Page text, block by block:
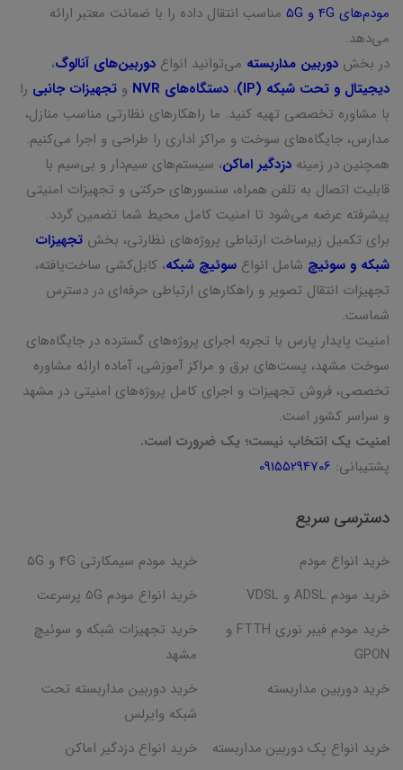
مودم‌های 4G و 5G
مناسب انتقال داده را با ضمانت معتبر ارائه
می‌دهد.
در بخش دوربین مداربسته می‌توانید انواع دوربین‌های آنالوگ،
دیجیتال و تحت شبکه (IP)
، دستگاه‌های NVR و تجهیزات جانبی را
با مشاوره تخصصی تهیه کنید. ما راهکارهای نظارتی مناسب منازل،
مدارس، جایگاه‌های سوخت و مراکز اداری را طراحی و اجرا می‌کنیم.
همچنین در زمینه دزدگیر اماکن، سیستم‌های سیم‌دار و بی‌سیم با
قابلیت اتصال به تلفن همراه، سنسورهای حرکتی و تجهیزات امنیتی
پیشرفته عرضه می‌شود تا امنیت کامل محیط شما تضمین گردد.
برای تکمیل زیرساخت ارتباطی پروژه‌های نظارتی، بخش تجهیزات
شبکه و سوئیچ شامل انواع سوئیچ شبکه، کابل‌کشی ساخت‌یافته،
تجهیزات انتقال تصویر و راهکارهای ارتباطی حرفه‌ای در دسترس
شماست.
امنیت پایدار پارس با تجربه اجرای پروژه‌های گسترده در جایگاه‌های
سوخت مشهد، پست‌های برق و مراکز آموزشی، آماده ارائه مشاوره
تخصصی، فروش تجهیزات و اجرای کامل پروژه‌های امنیتی در مشهد
و سراسر کشور است.
امنیت یک انتخاب نیست؛ یک ضرورت است.
پشتیبانی: 09155294706
دسترسی سریع
خرید انواع مودم
خرید مودم سیمکارتی 4G و 5G
خرید مودم ADSL و VDSL
خرید انواع مودم 5G پرسرعت
خرید مودم فیبر نوری FTTH و
GPON
خرید تجهیزات شبکه و سوئیچ
مشهد
خرید دوربین مداربسته
خرید دوربین مداربسته تحت
شبکه وایرلس
خرید انواع پک دوربین مداربسته
خرید انواع دزدگیر اماکن